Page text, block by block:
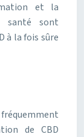
et la
santé sont
à la fois sûre
de CBD